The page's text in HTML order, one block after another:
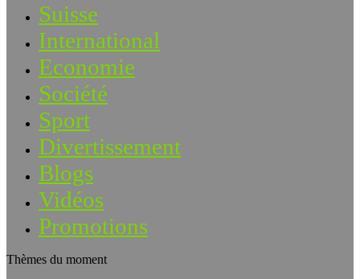
Suisse
International
Economie
Société
Sport
Divertissement
Blogs
Vidéos
Promotions
Thèmes du moment